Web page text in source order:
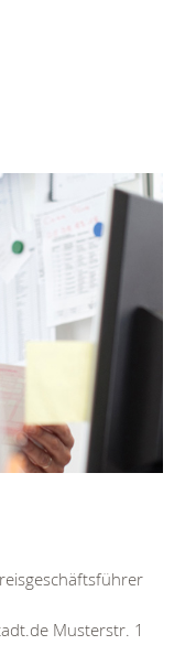
Musterstr. 1